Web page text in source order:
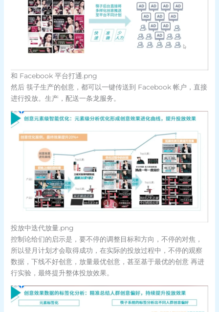
和 Facebook 平台打通.png
然后 筷子生产的创意，都可以一键传送到 Facebook 帐户，直接
进行投放。生产，配送一条龙服务。
投放中迭代放量.png
控制论给们的启示是，要不停的调整目标和方向，不停的对焦，
所以登月计划才会取得成功，在实际的投放过程中，不停的观察
数据，下线不好创意，放量最优创意，甚至基于最优的创意 再进
行实验，最终提升整体投放效果。